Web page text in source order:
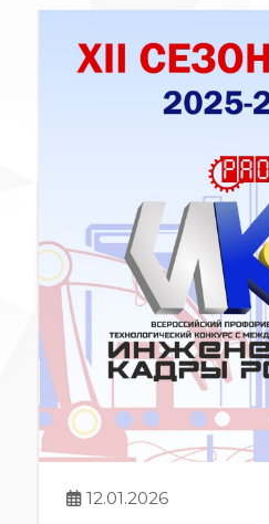
12.01.2026